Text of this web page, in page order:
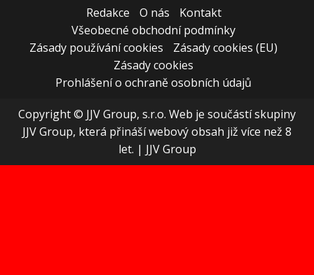
Redakce
O nás
Kontakt
Všeobecné obchodní podmínky
Zásady používání cookies
Zásady cookies (EU)
Zásady cookies
Prohlášení o ochraně osobních údajů
Copyright © JJV Group, s.r.o. Web je součástí skupiny
JJV Group, která přináší webový obsah již více než 8
let. | JJV Group